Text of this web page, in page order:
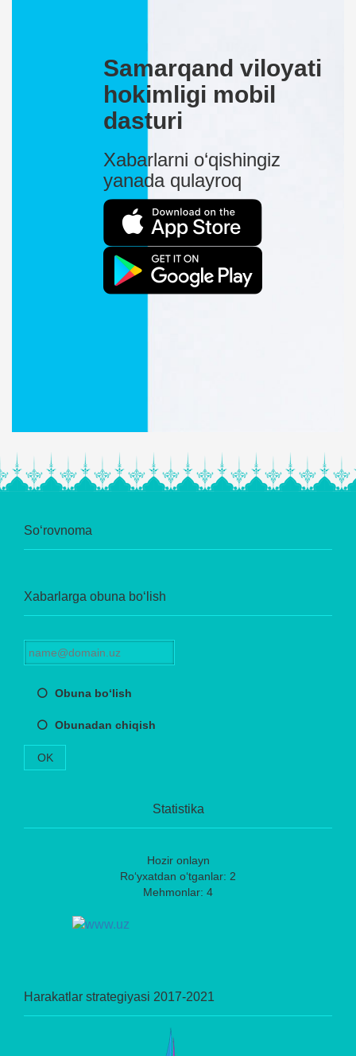
Samarqand viloyati
hokimligi mobil
dasturi
Xabarlarni o‘qishingiz
yanada qulayroq
So‘rovnoma
Xabarlarga obuna bo‘lish
Obuna bo‘lish
Obunadan chiqish
OK
Statistika
Hozir onlayn
Ro‘yxatdan o‘tganlar: 2
Mehmonlar: 4
Harakatlar strategiyasi 2017-2021